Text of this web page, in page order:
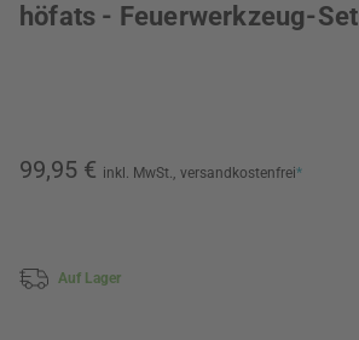
höfats - Feuerwerkzeug-Set
99,95 € inkl. MwSt., versandkostenfrei*
Auf Lager